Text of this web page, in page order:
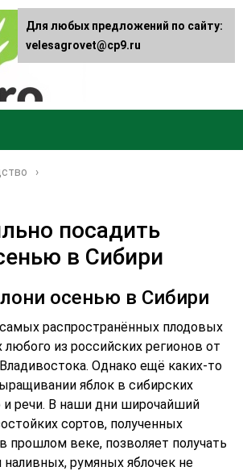
посадить
в Сибири
осенью в Сибири
распространённых плодовых
из российских регионов от
Однако ещё каких-то
яблок в сибирских
и речи. В наши дни широчайший
сортов, полученных
прошлом веке, позволяет получать
румяных яблочек не
Для любых предложений по сайту:
velesagrovet@cp9.ru